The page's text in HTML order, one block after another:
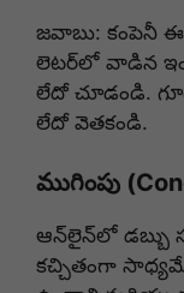
జవాబు: కంపెనీ
లెటర్‌లో వాడిన
లేదో చూడండి.
లేదో వెతకండి.
ముగింపు
ఆన్‌లైన్‌లో డబ్బు
కచ్చితంగా